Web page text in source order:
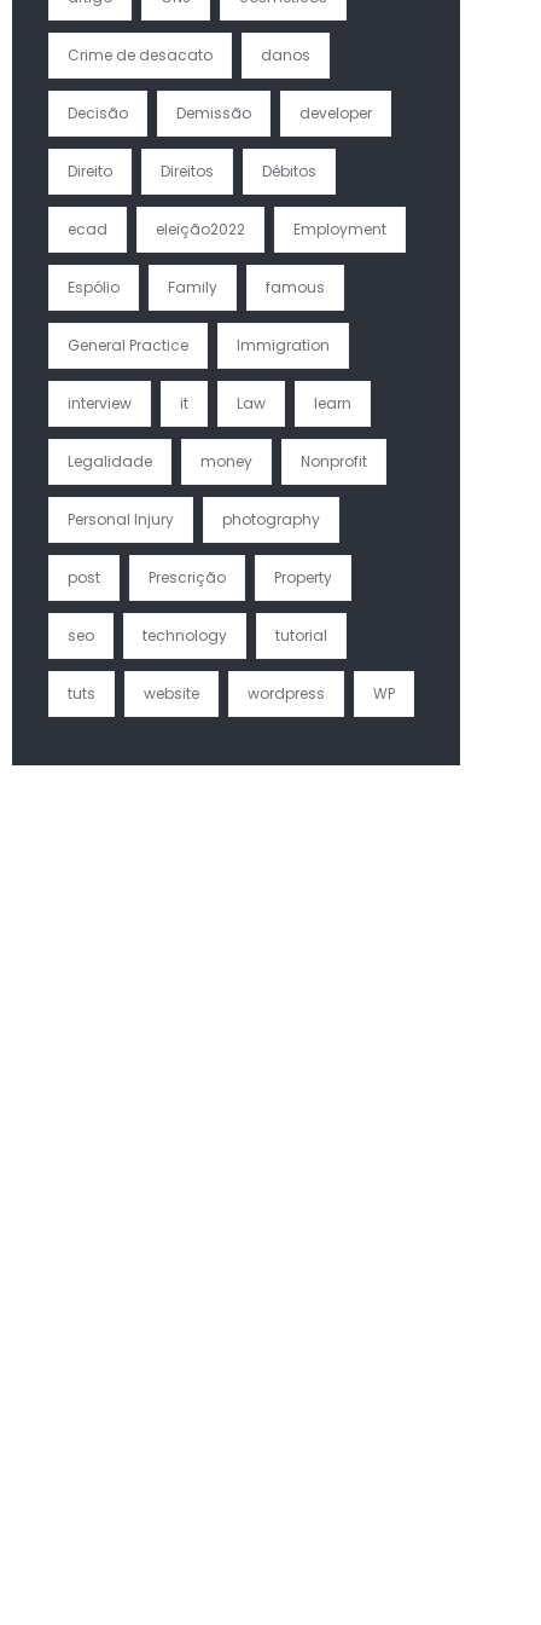
Crime de desacato danos
Decisão Demissão developer
Direito Direitos Débitos
ecad eleição2022 Employment
Espólio Family famous
General Practice Immigration
interview it Law learn
Legalidade money Nonprofit
Personal Injury photography
post Prescrição Property
seo technology tutorial
tuts website wordpress WP